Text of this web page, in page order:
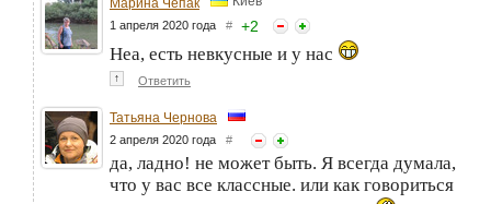
Марина Чепак
1 апреля 2020 года # +2
Неа, есть невкусные и у нас
↑ Ответить
Татьяна Чернова
2 апреля 2020 года #
да, ладно! не может быть. Я всегда думала,
что у вас все классные. или как говориться